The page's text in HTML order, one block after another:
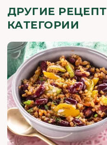
ДРУГИЕ
КАТЕГОРИИ